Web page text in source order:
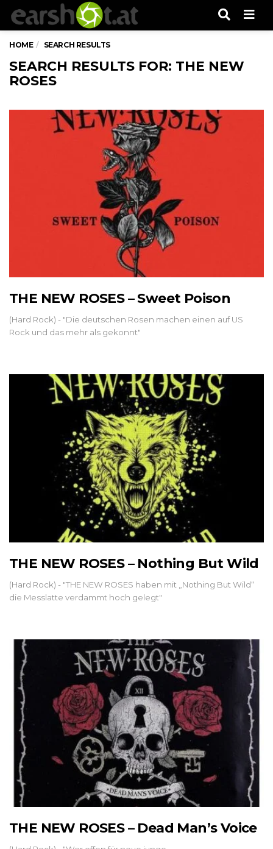
HOME SEARCH RESULTS
SEARCH RESULTS FOR: THE NEW
ROSES
THE NEW ROSES – Sweet Poison
(Hard Rock) - "Die deutschen Rosen machen einen auf US
Rock und das mehr als gekonnt"
THE NEW ROSES – Nothing But Wild
(Hard Rock) - "THE NEW ROSES haben mit „Nothing But Wild“
die Messlatte verdammt hoch gelegt"
THE NEW ROSES – Dead Man’s Voice